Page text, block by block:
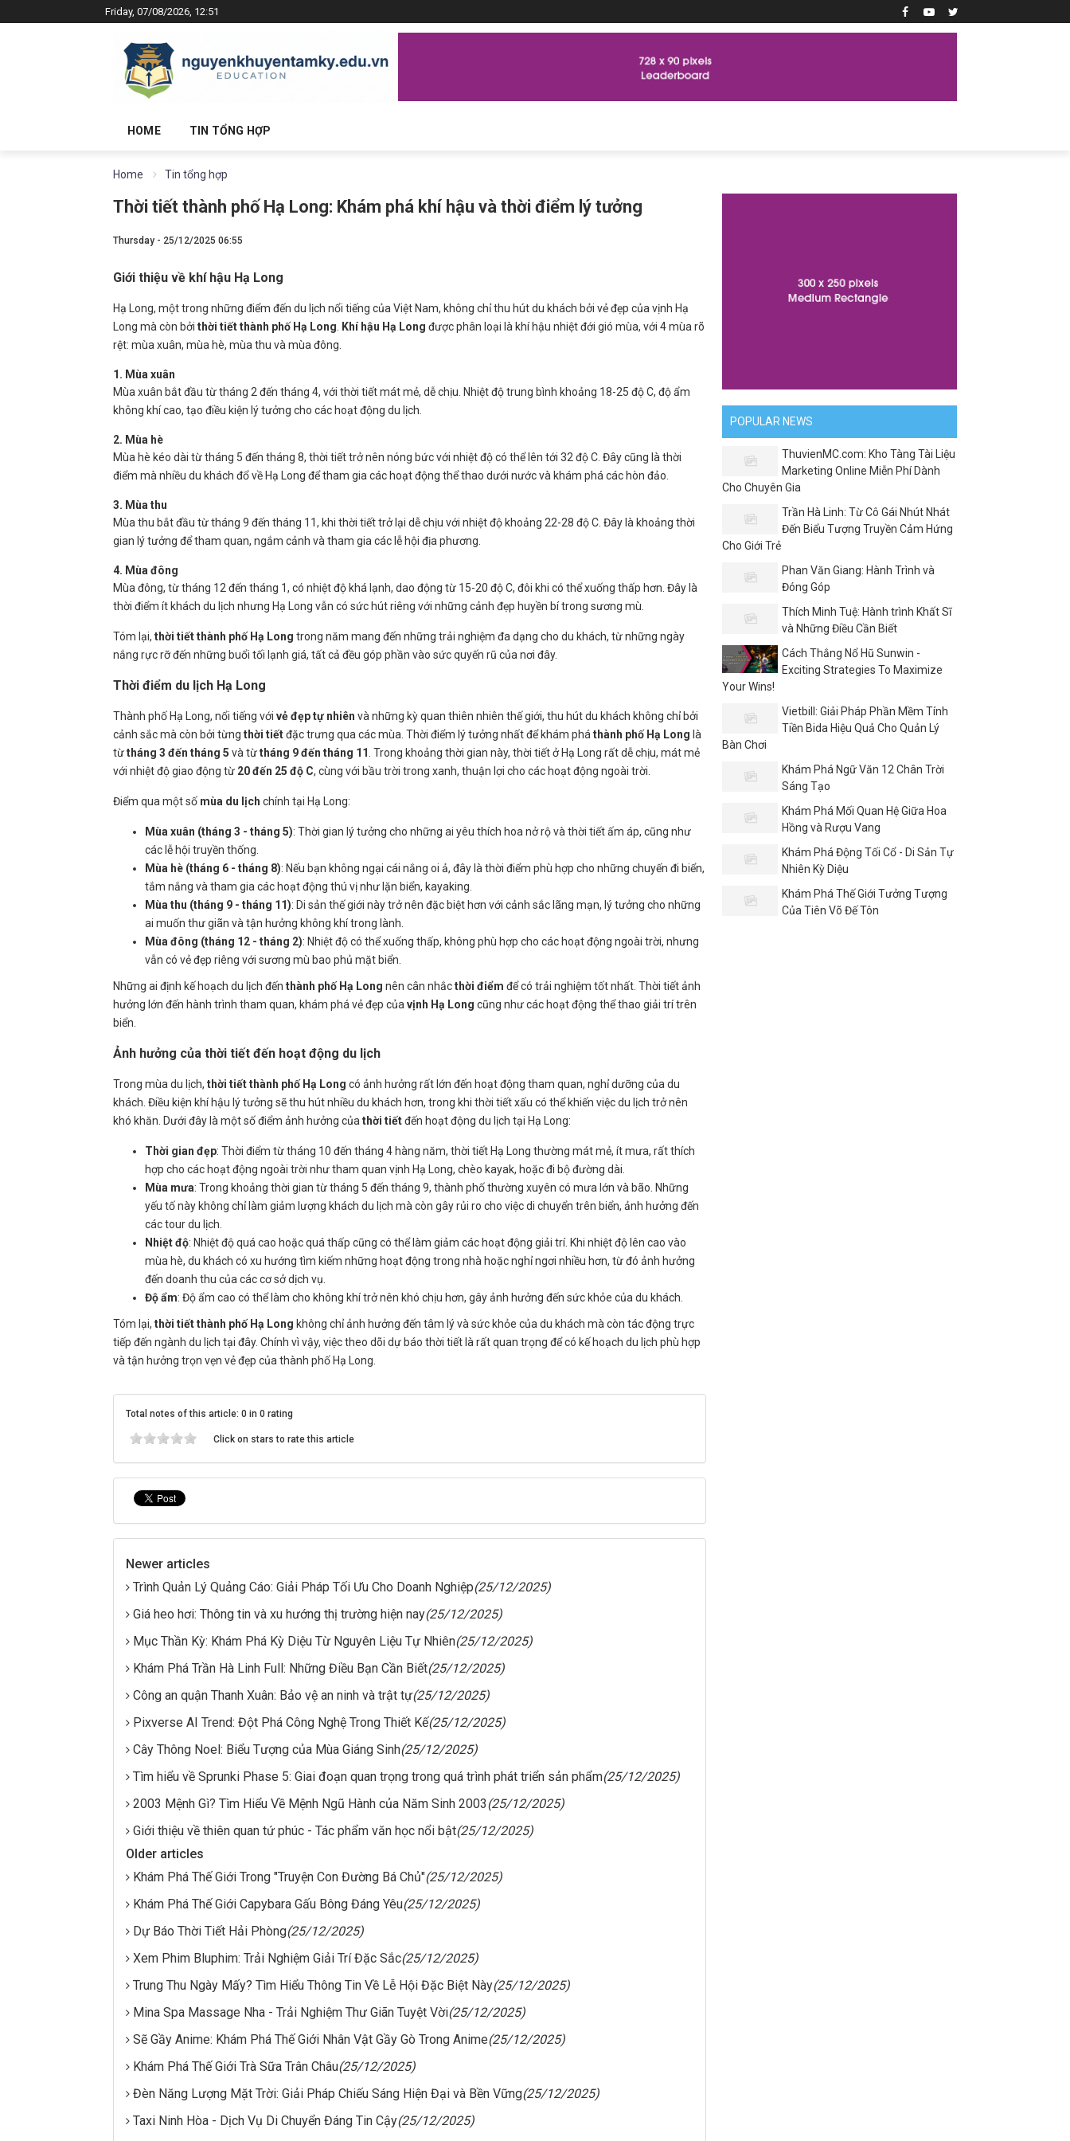
Friday, 07/08/2026, 12:51
HOME TIN TỔNG HỢP
Home Tin tổng hợp
Thời tiết thành phố Hạ Long: Khám phá khí hậu và thời điểm lý tưởng
Thursday - 25/12/2025 06:55
Giới thiệu về khí hậu Hạ Long
Hạ Long, một trong những điểm đến du lịch nổi tiếng của Việt Nam, không chỉ thu hút du khách bởi vẻ đẹp của vịnh Hạ
Long mà còn bởi thời tiết thành phố Hạ Long Khí hậu Hạ Long được phân loại là khí hậu nhiệt đới gió mùa, với 4 mùa rõ
rệt: mùa xuân, mùa hè, mùa thu và mùa đông.
1. Mùa xuân
Mùa xuân bắt đầu từ tháng 2 đến tháng 4, với thời tiết mát mẻ, dễ chịu. Nhiệt độ trung bình khoảng 18-25 độ C, độ ẩm
không khí cao, tạo điều kiện lý tưởng cho các hoạt động du lịch.
2. Mùa hè
Mùa hè kéo dài từ tháng 5 đến tháng 8, thời tiết trở nên nóng bức với nhiệt độ có thể lên tới 32 độ C. Đây cũng là thời
điểm mà nhiều du khách đổ về Hạ Long để tham gia các hoạt động thể thao dưới nước và khám phá các hòn đảo.
3. Mùa thu
Mùa thu bắt đầu từ tháng 9 đến tháng 11, khi thời tiết trở lại dễ chịu với nhiệt độ khoảng 22-28 độ C. Đây là khoảng thời
gian lý tưởng để tham quan, ngắm cảnh và tham gia các lễ hội địa phương.
4. Mùa đông
Mùa đông, từ tháng 12 đến tháng 1, có nhiệt độ khá lạnh, dao động từ 15-20 độ C, đôi khi có thể xuống thấp hơn. Đây là
thời điểm ít khách du lịch nhưng Hạ Long vẫn có sức hút riêng với những cảnh đẹp huyền bí trong sương mù.
Tóm lại, thời tiết thành phố Hạ Long trong năm mang đến những trải nghiệm đa dạng cho du khách, từ những ngày
nắng rực rỡ đến những buổi tối lạnh giá, tất cả đều góp phần vào sức quyến rũ của nơi đây.
Thời điểm du lịch Hạ Long
Thành phố Hạ Long, nổi tiếng với vẻ đẹp tự nhiên và những kỳ quan thiên nhiên thế giới, thu hút du khách không chỉ bởi
cảnh sắc mà còn bởi từng thời tiếtđặc trưng qua các mùa. Thời điểm lý tưởng nhất để khám phá thành phố Hạ Long là
từtháng 3 đến tháng 5 và từtháng 9 đến tháng 11 . Trong khoảng thời gian này, thời tiết ở Hạ Long rất dễ chịu, mát mẻ
với nhiệt độ giao động từ 20 đến 25 độ C, cùng với bầu trời trong xanh, thuận lợi cho các hoạt động ngoài trời.
Điểm qua một số mùa du lịch chính tại Hạ Long:
Mùa xuân (tháng 3 - tháng 5): Thời gian lý tưởng cho những ai yêu thích hoa nở rộ và thời tiết ấm áp, cũng như
các lễ hội truyền thống.
Mùa hè (tháng 6 - tháng 8): Nếu bạn không ngại cái nắng oi ả, đây là thời điểm phù hợp cho những chuyến đi biển,
tắm nắng và tham gia các hoạt động thú vị như lặn biển, kayaking.
Mùa thu (tháng 9 - tháng 11): Di sản thế giới này trở nên đặc biệt hơn với cảnh sắc lãng mạn, lý tưởng cho những
ai muốn thư giãn và tận hưởng không khí trong lành.
Mùa đông (tháng 12 - tháng 2): Nhiệt độ có thể xuống thấp, không phù hợp cho các hoạt động ngoài trời, nhưng
vẫn có vẻ đẹp riêng với sương mù bao phủ mặt biển.
Những ai định kế hoạch du lịch đến thành phố Hạ Long nên cân nhắcthời điểm để có trải nghiệm tốt nhất. Thời tiết ảnh
hưởng lớn đến hành trình tham quan, khám phá vẻ đẹp của vịnh Hạ Long cũng như các hoạt động thể thao giải trí trên
biển.
Ảnh hưởng của thời tiết đến hoạt động du lịch
Trong mùa du lịch, thời tiết thành phố Hạ Long có ảnh hưởng rất lớn đến hoạt động tham quan, nghỉ dưỡng của du
khách. Điều kiện khí hậu lý tưởng sẽ thu hút nhiều du khách hơn, trong khi thời tiết xấu có thể khiến việc du lịch trở nên
khó khăn. Dưới đây là một số điểm ảnh hưởng của thời tiếtđến hoạt động du lịch tại Hạ Long:
Thời gian đẹp: Thời điểm từ tháng 10 đến tháng 4 hàng năm, thời tiết Hạ Long thường mát mẻ, ít mưa, rất thích
hợp cho các hoạt động ngoài trời như tham quan vịnh Hạ Long, chèo kayak, hoặc đi bộ đường dài.
Mùa mưa: Trong khoảng thời gian từ tháng 5 đến tháng 9, thành phố thường xuyên có mưa lớn và bão. Những
yếu tố này không chỉ làm giảm lượng khách du lịch mà còn gây rủi ro cho việc di chuyển trên biển, ảnh hưởng đến
các tour du lịch.
Nhiệt độ: Nhiệt độ quá cao hoặc quá thấp cũng có thể làm giảm các hoạt động giải trí. Khi nhiệt độ lên cao vào
mùa hè, du khách có xu hướng tìm kiếm những hoạt động trong nhà hoặc nghỉ ngơi nhiều hơn, từ đó ảnh hưởng
đến doanh thu của các cơ sở dịch vụ.
Độ ẩm: Độ ẩm cao có thể làm cho không khí trở nên khó chịu hơn, gây ảnh hưởng đến sức khỏe của du khách.
Tóm lại, thời tiết thành phố Hạ Long không chỉ ảnh hưởng đến tâm lý và sức khỏe của du khách mà còn tác động trực
tiếp đến ngành du lịch tại đây. Chính vì vậy, việc theo dõi dự báo thời tiết là rất quan trọng để có kế hoạch du lịch phù hợp
và tận hưởng trọn vẹn vẻ đẹp của thành phố Hạ Long.
Total notes of this article: 0 in 0 rating
Click on stars to rate this article
Newer articles
Trình Quản Lý Quảng Cáo: Giải Pháp Tối Ưu Cho Doanh Nghiệp(25/12/2025)
Giá heo hơi: Thông tin và xu hướng thị trường hiện nay(25/12/2025)
Mục Thần Kỳ: Khám Phá Kỳ Diệu Từ Nguyên Liệu Tự Nhiên(25/12/2025)
Khám Phá Trần Hà Linh Full: Những Điều Bạn Cần Biết(25/12/2025)
Công an quận Thanh Xuân: Bảo vệ an ninh và trật tự(25/12/2025)
Pixverse AI Trend: Đột Phá Công Nghệ Trong Thiết Kế(25/12/2025)
Cây Thông Noel: Biểu Tượng của Mùa Giáng Sinh(25/12/2025)
Tìm hiểu về Sprunki Phase 5: Giai đoạn quan trọng trong quá trình phát triển sản phẩm(25/12/2025)
2003 Mệnh Gì? Tìm Hiểu Về Mệnh Ngũ Hành của Năm Sinh 2003(25/12/2025)
Giới thiệu về thiên quan tứ phúc - Tác phẩm văn học nổi bật(25/12/2025)
Older articles
Khám Phá Thế Giới Trong "Truyện Con Đường Bá Chủ"(25/12/2025)
Khám Phá Thế Giới Capybara Gấu Bông Đáng Yêu(25/12/2025)
Dự Báo Thời Tiết Hải Phòng(25/12/2025)
Xem Phim Bluphim: Trải Nghiệm Giải Trí Đặc Sắc(25/12/2025)
Trung Thu Ngày Mấy? Tìm Hiểu Thông Tin Về Lễ Hội Đặc Biệt Này(25/12/2025)
Mina Spa Massage Nha - Trải Nghiệm Thư Giãn Tuyệt Vời(25/12/2025)
Sẽ Gầy Anime: Khám Phá Thế Giới Nhân Vật Gầy Gò Trong Anime(25/12/2025)
Khám Phá Thế Giới Trà Sữa Trân Châu(25/12/2025)
Đèn Năng Lượng Mặt Trời: Giải Pháp Chiếu Sáng Hiện Đại và Bền Vững(25/12/2025)
Taxi Ninh Hòa - Dịch Vụ Di Chuyển Đáng Tin Cậy(25/12/2025)
POPULAR NEWS
ThuvienMC.com: Kho Tàng Tài Liệu
Marketing Online Miễn Phí Dành
Cho Chuyên Gia
Trần Hà Linh: Từ Cô Gái Nhút Nhát
Đến Biểu Tượng Truyền Cảm Hứng
Cho Giới Trẻ
Phan Văn Giang: Hành Trình và
Đóng Góp
Thích Minh Tuệ: Hành trình Khất Sĩ
và Những Điều Cần Biết
Cách Thắng Nổ Hũ Sunwin -
Exciting Strategies To Maximize
Your Wins!
Vietbill: Giải Pháp Phần Mềm Tính
Tiền Bida Hiệu Quả Cho Quản Lý
Bàn Chơi
Khám Phá Ngữ Văn 12 Chân Trời
Sáng Tạo
Khám Phá Mối Quan Hệ Giữa Hoa
Hồng và Rượu Vang
Khám Phá Động Tối Cổ - Di Sản Tự
Nhiên Kỳ Diệu
Khám Phá Thế Giới Tưởng Tượng
Của Tiên Võ Đế Tôn